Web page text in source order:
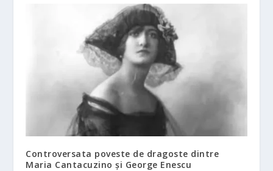
Controversata poveste de dragoste dintre
Maria Cantacuzino şi George Enescu